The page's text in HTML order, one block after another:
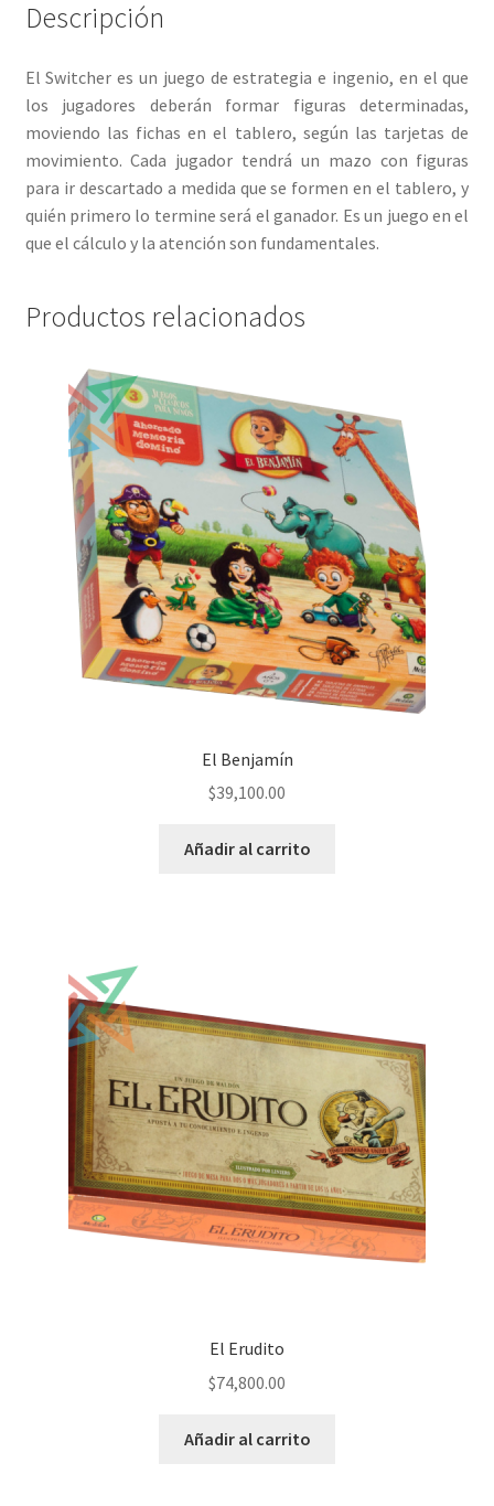
Descripción
El Switcher es un juego de estrategia e ingenio, en el que
los jugadores deberán formar figuras determinadas,
moviendo las fichas en el tablero, según las tarjetas de
movimiento. Cada jugador tendrá un mazo con figuras
para ir descartado a medida que se formen en el tablero, y
quién primero lo termine será el ganador. Es un juego en el
que el cálculo y la atención son fundamentales.
Productos relacionados
El Benjamín
$39,100.00
Añadir al carrito
El Erudito
$74,800.00
Añadir al carrito